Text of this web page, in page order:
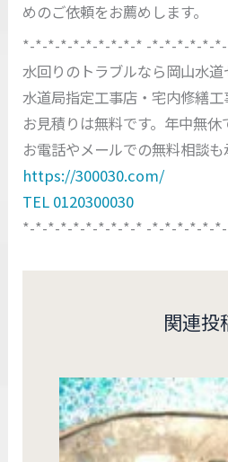
めのご依頼をお薦めします。
*-*-*-*-*-*-*-*-*-* -*-*-*-*-*-
水回りのトラブルなら岡山水道
水道局指定工事店・宅内修繕
お見積りは無料です。年中無休
お電話やメールでの無料相談も
https://300030.com/
TEL 0120300030
*-*-*-*-*-*-*-*-*-* -*-*-*-*-*-
関連投